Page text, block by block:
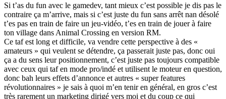
Si t’as du fun avec le gamedev, tant mieux c’est possible je dis pas le
contraire ça m’arrive, mais si c’est juste du fun sans arrêt nan désolé
t’es pas en train de faire un jeu-vidéo, t’es en train de jouer à faire
ton village dans Animal Crossing en version RM.
Ce taf est long et difficile, va vendre cette perspective à des «
amateurs » qui veulent se détendre, ça passerait juste pas, donc oui
ça a du sens leur positionnement, c’est juste pas toujours compatible
avec ceux qui taf en mode pro/indé et utilisent le moteur en question,
donc bah leurs effets d’annonce et autres « super features
révolutionnaires » je sais à quoi m’en tenir en général, en gros c’est
très rarement un marketing dirigé vers moi et du coup ce qui